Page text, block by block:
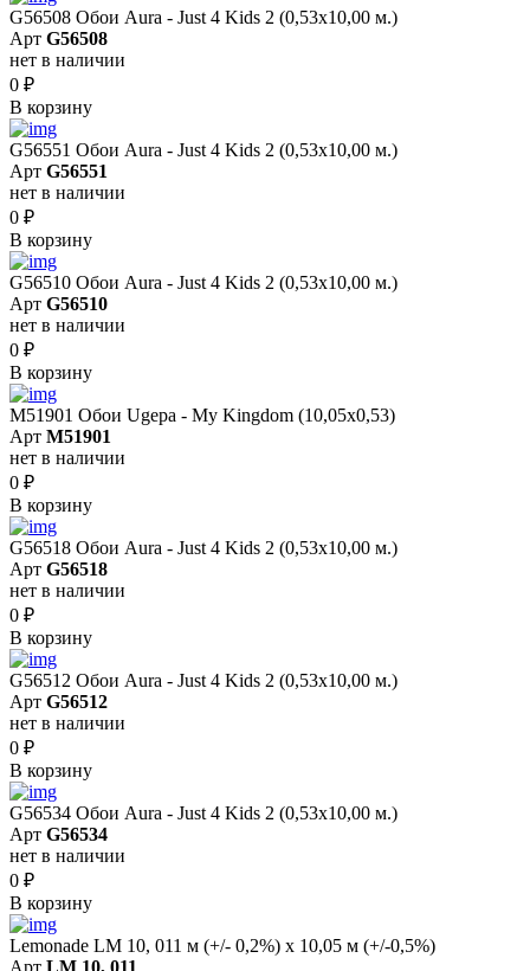
G56508 Обои Aura - Just 4 Kids 2 (0,53х10,00 м.)
Арт G56508
нет в наличии
0 ₽
В корзину
G56551 Обои Aura - Just 4 Kids 2 (0,53х10,00 м.)
Арт G56551
нет в наличии
0 ₽
В корзину
G56510 Обои Aura - Just 4 Kids 2 (0,53х10,00 м.)
Арт G56510
нет в наличии
0 ₽
В корзину
M51901 Обои Ugepa - My Kingdom (10,05x0,53)
Арт M51901
нет в наличии
0 ₽
В корзину
G56518 Обои Aura - Just 4 Kids 2 (0,53х10,00 м.)
Арт G56518
нет в наличии
0 ₽
В корзину
G56512 Обои Aura - Just 4 Kids 2 (0,53х10,00 м.)
Арт G56512
нет в наличии
0 ₽
В корзину
G56534 Обои Aura - Just 4 Kids 2 (0,53х10,00 м.)
Арт G56534
нет в наличии
0 ₽
В корзину
Lemonade LM 10, 011 м (+/- 0,2%) х 10,05 м (+/-0,5%)
Арт LM 10, 011